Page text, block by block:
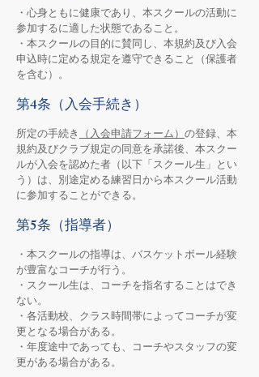
・心身ともに健康であり、本スクールの活動に
参加するに適した状態であること。
・本スクールの目的に賛同し、本規約及び入会
申込時に定める規定を遵守できること（保護者
を含む）。
第4条（入会手続き）
所定の手続き（入会申請フォーム）の登録、本
規約及びクラブ規定の同意を承諾後、本スクー
ルが入会を認めた者（以下「スクール生」とい
う）は、別途定める練習日から本スクール活動
に参加することができる。
第5条（指導者）
・本スクールの指導は、バスケットボール経験
が豊富なコーチが行う。
・スクール生は、コーチを指名することはでき
ない。
・各活動校、クラス時間帯によってコーチが変
更となる場合がある。
・年度途中であっても、コーチやスタッフの変
更がある場合がある。